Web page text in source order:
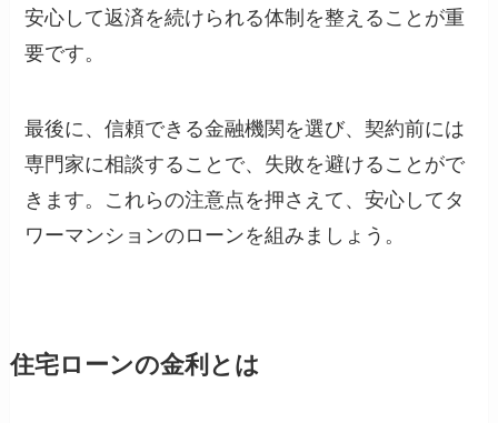
安心して返済を続けられる体制を整えることが重
要です。
最後に、信頼できる金融機関を選び、契約前には
専門家に相談することで、失敗を避けることがで
きます。これらの注意点を押さえて、安心してタ
ワーマンションのローンを組みましょう。
住宅ローンの金利とは